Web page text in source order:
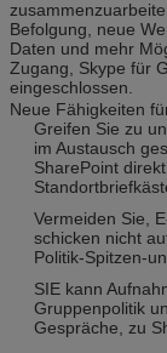
Befolgung, neue
Daten und mehr
Zugang, Skype für
eingeschlossen.
Neue Fähigkeiten
Greifen Sie zu
im Austausch
SharePoint
Vermeiden Sie,
schicken nicht
Politik-Spitzen-
SIE kann
Gruppenpolitik
Gespräche, zu